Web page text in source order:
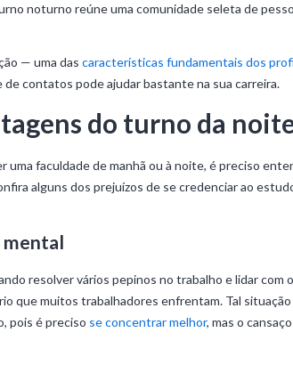
noturno reúne uma comunidade seleta de
— uma dascaracterísticas fundamentais dos
contatos pode ajudar bastante na sua carreira.
do turno da
uma faculdade de manhã ou à noite, é preciso
alguns dos prejuízos de se credenciar ao
mental
resolver vários pepinos no trabalho e lidar com
que muitos trabalhadores enfrentam. Tal
pois é preciso se concentrar melhor, mas o